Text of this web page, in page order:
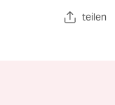
teilen